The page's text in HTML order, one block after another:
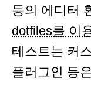
등의 에디터
dotfiles를 이
테스트는 커
플러그인 등